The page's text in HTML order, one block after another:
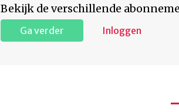
Bekijk de verschillende
Ga verder Inloggen